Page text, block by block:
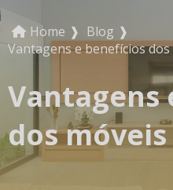
Home ❱ Blog ❱
Vantagens e benefícios
Vantagens
dos